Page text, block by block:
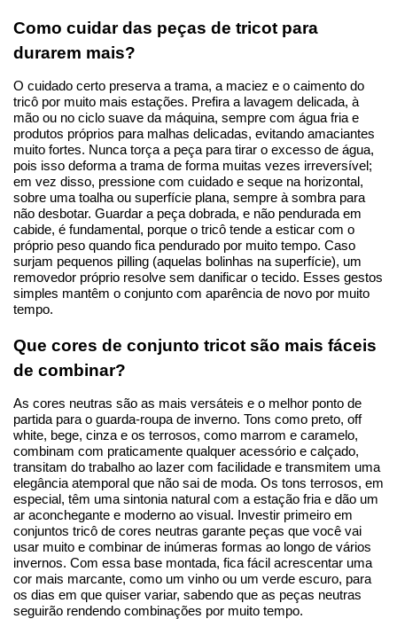
Como cuidar das peças de tricot para
durarem mais?
O cuidado certo preserva a trama, a maciez e o caimento do
tricô por muito mais estações. Prefira a lavagem delicada, à
mão ou no ciclo suave da máquina, sempre com água fria e
produtos próprios para malhas delicadas, evitando amaciantes
muito fortes. Nunca torça a peça para tirar o excesso de água,
pois isso deforma a trama de forma muitas vezes irreversível;
em vez disso, pressione com cuidado e seque na horizontal,
sobre uma toalha ou superfície plana, sempre à sombra para
não desbotar. Guardar a peça dobrada, e não pendurada em
cabide, é fundamental, porque o tricô tende a esticar com o
próprio peso quando fica pendurado por muito tempo. Caso
surjam pequenos pilling (aquelas bolinhas na superfície), um
removedor próprio resolve sem danificar o tecido. Esses gestos
simples mantêm o conjunto com aparência de novo por muito
tempo.
Que cores de conjunto tricot são mais fáceis
de combinar?
As cores neutras são as mais versáteis e o melhor ponto de
partida para o guarda-roupa de inverno. Tons como preto, off
white, bege, cinza e os terrosos, como marrom e caramelo,
combinam com praticamente qualquer acessório e calçado,
transitam do trabalho ao lazer com facilidade e transmitem uma
elegância atemporal que não sai de moda. Os tons terrosos, em
especial, têm uma sintonia natural com a estação fria e dão um
ar aconchegante e moderno ao visual. Investir primeiro em
conjuntos tricô de cores neutras garante peças que você vai
usar muito e combinar de inúmeras formas ao longo de vários
invernos. Com essa base montada, fica fácil acrescentar uma
cor mais marcante, como um vinho ou um verde escuro, para
os dias em que quiser variar, sabendo que as peças neutras
seguirão rendendo combinações por muito tempo.